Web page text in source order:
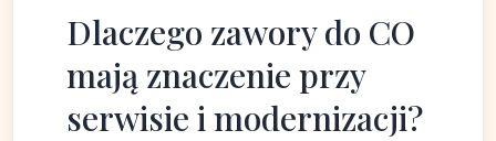
Dlaczego zawory do CO
mają znaczenie przy
serwisie i modernizacji?